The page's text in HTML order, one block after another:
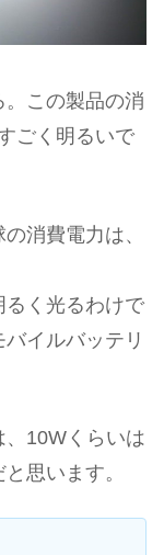
この製品の消
ごく明るいで
消費電力は、
るく光るわけで
イルバッテリ
、10Wくらいは
思います。